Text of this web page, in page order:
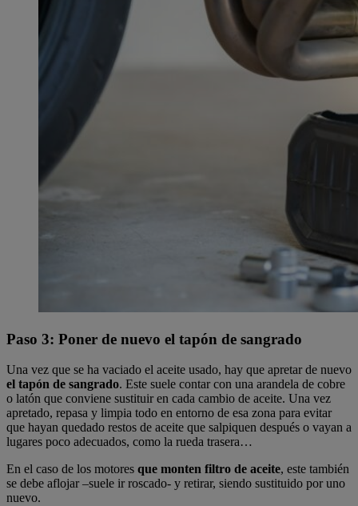
Paso 3: Poner de nuevo el tapón de sangrado
Una vez que se ha vaciado el aceite usado, hay que apretar de nuevo
el tapón de sangrado. Este suele contar con una arandela de cobre
o latón que conviene sustituir en cada cambio de aceite. Una vez
apretado, repasa y limpia todo en entorno de esa zona para evitar
que hayan quedado restos de aceite que salpiquen después o vayan a
lugares poco adecuados, como la rueda trasera…
En el caso de los motores que monten filtro de aceite, este también
se debe aflojar –suele ir roscado- y retirar, siendo sustituido por uno
nuevo.